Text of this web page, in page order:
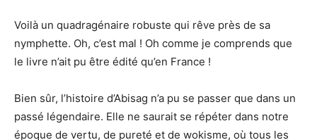
Voilà un quadragénaire robuste qui rêve près de sa
nymphette. Oh, c’est mal ! Oh comme je comprends que
le livre n’ait pu être édité qu’en France !
Bien sûr, l’histoire d’Abisag n’a pu se passer que dans un
passé légendaire. Elle ne saurait se répéter dans notre
époque de vertu, de pureté et de wokisme, où tous les